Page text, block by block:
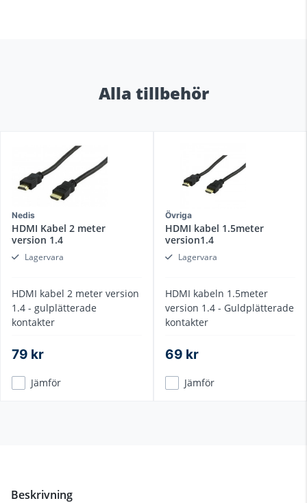
Alla tillbehör
Nedis
HDMI Kabel 2 meter
version 1.4
Lagervara
HDMI kabel 2 meter version
1.4 - gulplätterade
kontakter
79 kr
Jämför
Övriga
HDMI kabel 1.5meter
version1.4
Lagervara
HDMI kabeln 1.5meter
version 1.4 - Guldplätterade
kontakter
69 kr
Jämför
Beskrivning